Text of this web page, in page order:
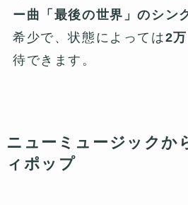
ー曲「最後の世界」のシン
希少で、状態によっては2
待できます。
ニューミュージックか
ィポップ